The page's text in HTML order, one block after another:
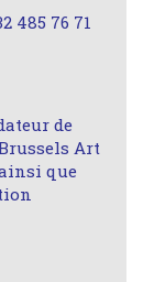
485 76 71
de
Art
que